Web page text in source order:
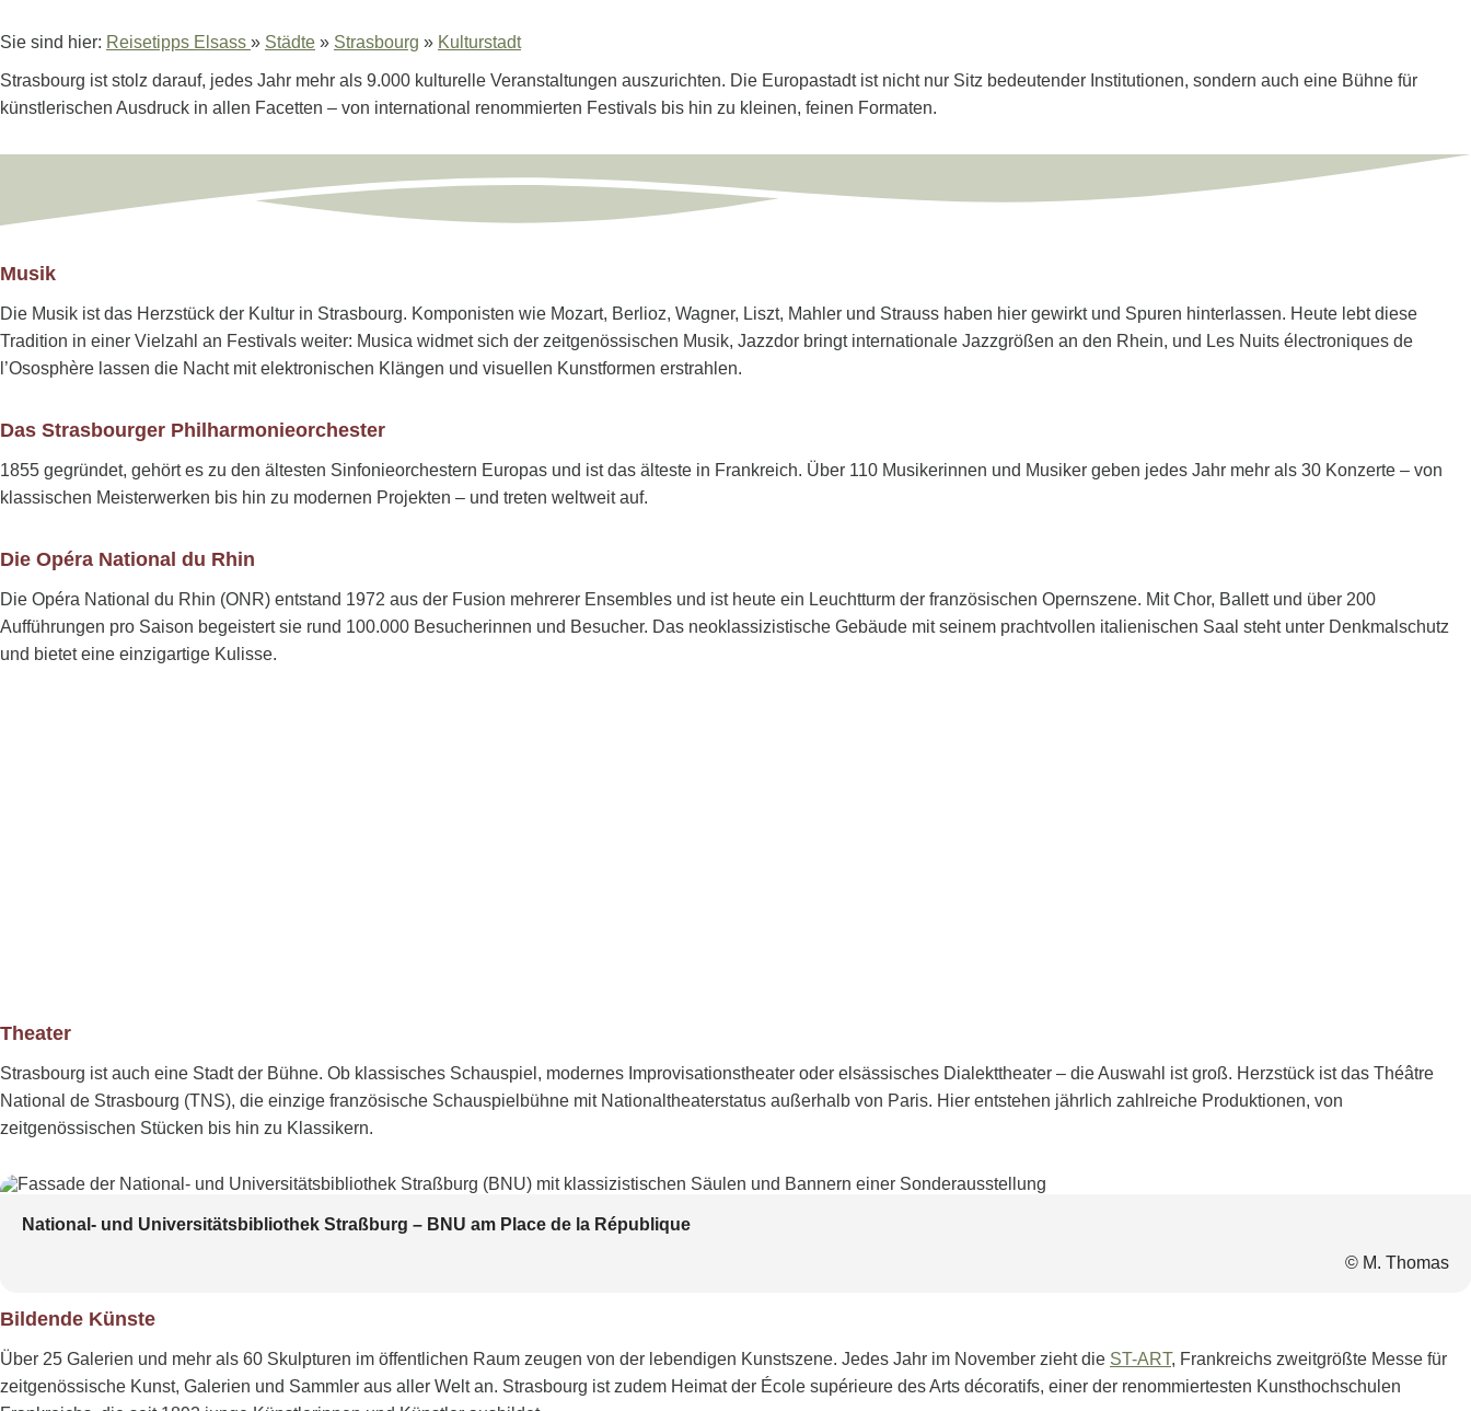
Sie sind hier: Reisetipps Elsass » Städte » Strasbourg » Kulturstadt
Strasbourg ist stolz darauf, jedes Jahr mehr als 9.000 kulturelle Veranstaltungen auszurichten. Die Europastadt ist nicht nur Sitz bedeutender Institutionen, sondern auch eine Bühne für
künstlerischen Ausdruck in allen Facetten – von international renommierten Festivals bis hin zu kleinen, feinen Formaten.
Musik
Die Musik ist das Herzstück der Kultur in Strasbourg. Komponisten wie Mozart, Berlioz, Wagner, Liszt, Mahler und Strauss haben hier gewirkt und Spuren hinterlassen. Heute lebt diese
Tradition in einer Vielzahl an Festivals weiter: Musica widmet sich der zeitgenössischen Musik, Jazzdor bringt internationale Jazzgrößen an den Rhein, und Les Nuits électroniques de
l’Ososphère lassen die Nacht mit elektronischen Klängen und visuellen Kunstformen erstrahlen.
Das Strasbourger Philharmonieorchester
1855 gegründet, gehört es zu den ältesten Sinfonieorchestern Europas und ist das älteste in Frankreich. Über 110 Musikerinnen und Musiker geben jedes Jahr mehr als 30 Konzerte – von
klassischen Meisterwerken bis hin zu modernen Projekten – und treten weltweit auf.
Die Opéra National du Rhin
Die Opéra National du Rhin (ONR) entstand 1972 aus der Fusion mehrerer Ensembles und ist heute ein Leuchtturm der französischen Opernszene. Mit Chor, Ballett und über 200
Aufführungen pro Saison begeistert sie rund 100.000 Besucherinnen und Besucher. Das neoklassizistische Gebäude mit seinem prachtvollen italienischen Saal steht unter Denkmalschutz
und bietet eine einzigartige Kulisse.
Theater
Strasbourg ist auch eine Stadt der Bühne. Ob klassisches Schauspiel, modernes Improvisationstheater oder elsässisches Dialekttheater – die Auswahl ist groß. Herzstück ist das Théâtre
National de Strasbourg (TNS), die einzige französische Schauspielbühne mit Nationaltheaterstatus außerhalb von Paris. Hier entstehen jährlich zahlreiche Produktionen, von
zeitgenössischen Stücken bis hin zu Klassikern.
National- und Universitätsbibliothek Straßburg – BNU am Place de la République
© M. Thomas
Bildende Künste
Über 25 Galerien und mehr als 60 Skulpturen im öffentlichen Raum zeugen von der lebendigen Kunstszene. Jedes Jahr im November zieht die ST-ART, Frankreichs zweitgrößte Messe für
zeitgenössische Kunst, Galerien und Sammler aus aller Welt an. Strasbourg ist zudem Heimat der École supérieure des Arts décoratifs, einer der renommiertesten Kunsthochschulen